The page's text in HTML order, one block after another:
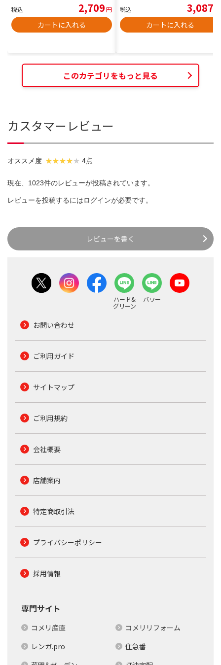
税込 2,709円
カートに入れる
税込 3,087
カートに入れる
このカテゴリをもっと見る
カスタマーレビュー
オススメ度 4点
現在、1023件のレビューが投稿されています。
レビューを投稿するにはログインが必要です。
レビューを書く
ハード&
グリーン
パワー
お問い合わせ
ご利用ガイド
サイトマップ
ご利用規約
会社概要
店舗案内
特定商取引法
プライバシーポリシー
採用情報
専門サイト
コメリ産直
コメリリフォーム
レンガ.pro
住急番